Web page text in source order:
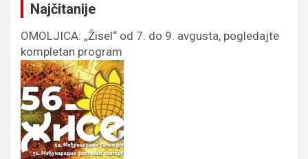
Najčitanije
OMOLJICA: „Žisel“ od 7. do 9. avgusta, pogledajte
kompletan program